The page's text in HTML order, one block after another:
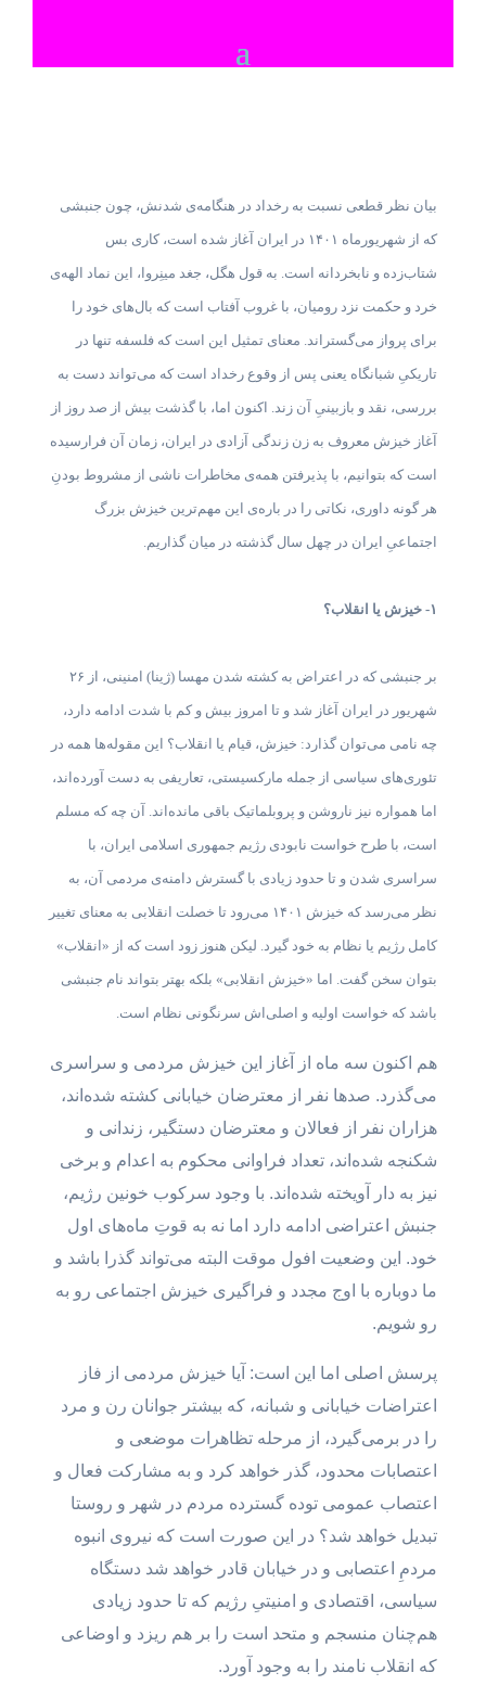
بیان نظر قطعی نسبت به رخداد در هنگامه‌ی شدنش، چون جنبشی
که از شهریورماه ۱۴۰۱ در ایران آغاز شده است، کاری بس
شتاب‌زده و نابخردانه است. به قول هگل، جغد مینِروا، این نماد الهه‌ی
خرد و حکمت نزد رومیان، با غروب آفتاب است که بال‌های خود را
برای پرواز می‌گستراند. معنای تمثیل این است که فلسفه تنها در
تاریکیِ شبانگاه یعنی پس از وقوع رخداد است که می‌تواند دست به
بررسی، نقد و بازبینیِ آن زند. اکنون اما، با گذشت بیش از صد روز از
آغاز خیزش معروف به زن زندگی آزادی در ایران، زمان آن فرارسیده
است که بتوانیم، با پذیرفتن همه‌ی مخاطرات ناشی از مشروط بودنِ‌
هر گونه داوری، نکاتی را در باره‌ی این مهم‌ترین خیزش بزرگ
اجتماعیِ ایران در چهل سال گذشته در میان گذاریم.
۱- خیزش یا انقلاب؟
بر جنبشی که در اعتراض به کشته شدن مهسا (ژینا) امنینی، از ۲۶
شهریور در ایران آغاز شد و تا امروز بیش و کم با شدت ادامه دارد،
چه نامی می‌توان گذارد: خیزش، قیام یا انقلاب؟ این مقوله‌ها همه در
تئوری‌های سیاسی از جمله مارکسیستی، تعاریفی به دست آورده‌اند،
اما همواره نیز ناروشن و پروبلماتیک باقی مانده‌اند. آن چه که مسلم
است، با طرح خواست نابودی رژیم جمهوری اسلامی ایران، با
سراسری شدن و تا حدود زیادی با گسترش دامنه‌ی مردمی آن، به
نظر می‌رسد که خیزش ۱۴۰۱ می‌رود تا خصلت انقلابی به معنای تغییر
کامل رژیم یا نظام به خود گیرد. لیکن هنوز زود است که از «انقلاب»
بتوان سخن گفت. اما «خیزش انقلابی» بلکه بهتر بتواند نام جنبشی
باشد که خواست اولیه و اصلی‌اش سرنگونی نظام است.
هم اکنون سه ماه از آغاز این خیزش مردمی و سراسری
می‌گذرد. صدها نفر از معترضان خیابانی کشته شده‌اند،
هزاران نفر از فعالان و معترضان دستگیر، زندانی و
شکنجه شده‌اند، تعداد فراوانی محکوم به اعدام و برخی
نیز به دار آویخته شده‌اند. با وجود سرکوب خونین رژیم،
جنبش اعتراضی ادامه دارد اما نه به قوتِ ماه‌های اول
خود. این‌ وضعیت افول موقت البته می‌تواند گذرا باشد و
ما دوباره با اوج مجدد و فراگیری خیزش اجتماعی رو به
رو شویم.
پرسش اصلی اما این است: آیا خیزش مردمی از فاز
اعتراضات خیابانی و شبانه، که بیشتر جوانان رن و مرد
را در برمی‌گیرد، از مرحله تظاهرات موضعی و
اعتصابات محدود، گذر خواهد کرد و به مشارکت فعال و
اعتصاب عمومی توده‌ گسترده مردم در شهر و روستا
تبدیل خواهد شد؟ در این صورت است که نیروی انبوه
مردمِ اعتصابی و در خیابان قادر خواهد شد دستگاه
سیاسی، اقتصادی و امنیتیِ رژیم که تا حدود زیادی
هم‌چنان منسجم و متحد است را بر هم ریزد و اوضاعی
که انقلاب نامند را به وجود آورد.